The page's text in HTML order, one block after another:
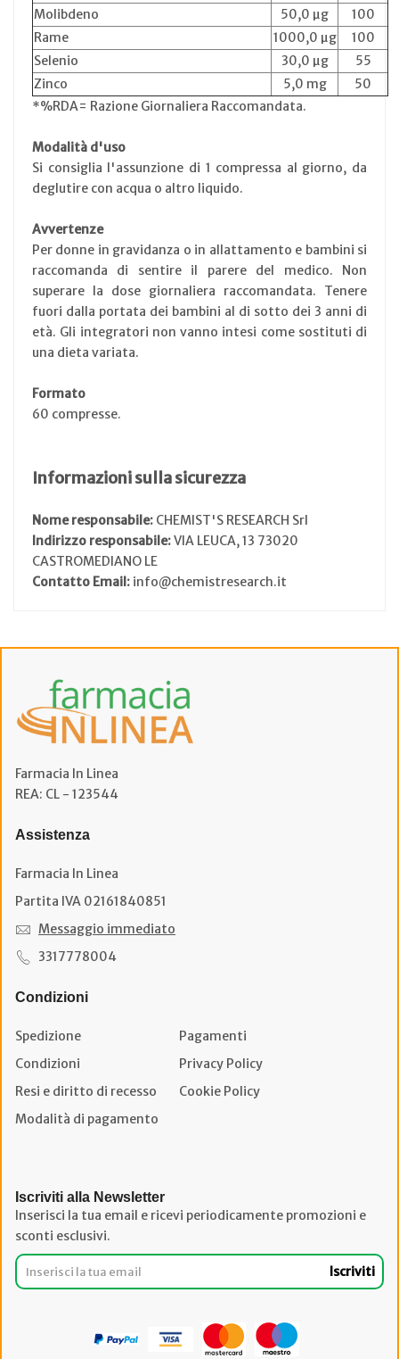
Molibdeno
50,0 µg
100
Rame
1000,0 µg
100
Selenio
30,0 µg
55
Zinco
5,0 mg
50
*%RDA= Razione Giornaliera Raccomandata.
Modalità d'uso
Si consiglia l'assunzione di 1 compressa al giorno, da
deglutire con acqua o altro liquido.
Avvertenze
Per donne in gravidanza o in allattamento e bambini si
raccomanda di sentire il parere del medico. Non
superare la dose giornaliera raccomandata. Tenere
fuori dalla portata dei bambini al di sotto dei 3 anni di
età. Gli integratori non vanno intesi come sostituti di
una dieta variata.
Formato
60 compresse.
Informazioni sulla sicurezza
Nome responsabile: CHEMIST'S RESEARCH Srl
Indirizzo responsabile:VIA LEUCA, 13 73020
CASTROMEDIANO LE
Contatto Email: info@chemistresearch.it
Farmacia In Linea
REA: CL - 123544
Assistenza
Farmacia In Linea
Partita IVA 02161840851
Messaggio immediato
3317778004
Condizioni
Spedizione
Pagamenti
Condizioni
Privacy Policy
Resi e diritto di recesso
Cookie Policy
Modalità di pagamento
Iscriviti alla Newsletter
Inserisci la tua email e ricevi periodicamente promozioni e
sconti esclusivi.
Iscriviti